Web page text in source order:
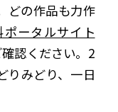
どの作品も力作
ポータルサイト
認ください。2
りみどり、一日